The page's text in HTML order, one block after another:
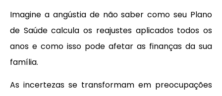
Imagine a angústia de não saber como seu Plano
de Saúde calcula os reajustes aplicados todos os
anos e como isso pode afetar as finanças da sua
família.
As incertezas se transformam em preocupações